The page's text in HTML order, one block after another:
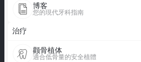
博客
您的現代牙科指南
治疗
颧骨植体
適合低骨量的安全植體